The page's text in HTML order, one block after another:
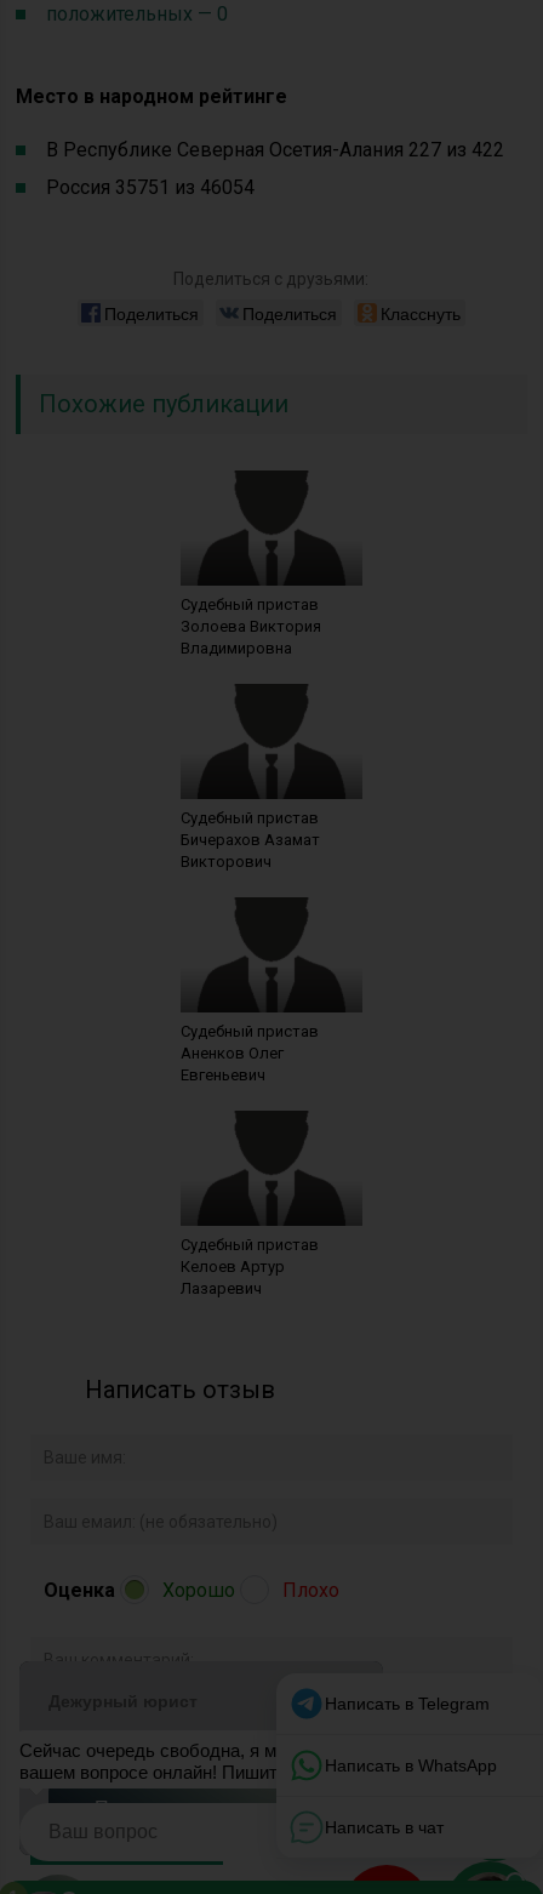
положительных — 0
Место в народном рейтинге
В Республике Северная Осетия-Алания 227 из 422
Россия 35751 из 46054
Поделиться с друзьями:
Поделиться Поделиться Класснуть
Похожие публикации
Судебный пристав
Золоева Виктория
Владимировна
Судебный пристав
Бичерахов Азамат
Викторович
Судебный пристав
Аненков Олег
Евгеньевич
Судебный пристав
Келоев Артур
Лазаревич
Написать отзыв
Оценка Хорошо Плохо